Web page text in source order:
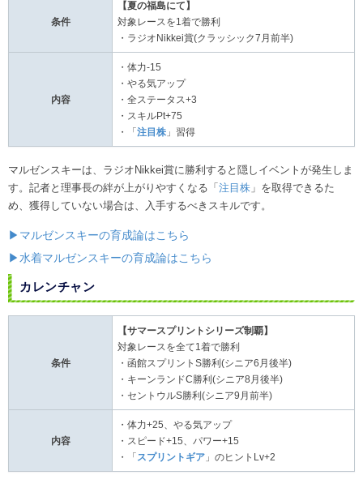
条件
【夏の福島にて】
対象レースを1着で勝利
・ラジオNikkei賞(クラッシック7月前半)
内容
・体力-15
・やる気アップ
・全ステータス+3
・スキルPt+75
・「 注目株 」習得
マルゼンスキーは、ラジオNikkei賞に勝利すると隠しイベントが発生しま
す。記者と理事長の絆が上がりやすくなる「注目株 」を取得できるた
め、獲得していない場合は、入手するべきスキルです。
▶マルゼンスキーの育成論はこちら
▶水着マルゼンスキーの育成論はこちら
カレンチャン
条件
【サマースプリントシリーズ制覇】
対象レースを全て1着で勝利
・函館スプリントS勝利(シニア6月後半)
・キーンランドC勝利(シニア8月後半)
・セントウルS勝利(シニア9月前半)
内容
・体力+25、やる気アップ
・スピード+15、パワー+15
・「 スプリントギア 」のヒントLv+2